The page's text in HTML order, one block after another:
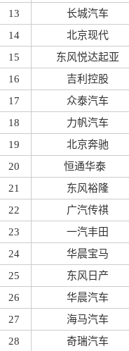
13
长城汽车
14
北京现代
15
东风悦达起亚
16
吉利控股
17
众泰汽车
18
力帆汽车
19
北京奔驰
20
恒通华泰
21
东风裕隆
22
广汽传祺
23
一汽丰田
24
华晨宝马
25
东风日产
26
华晨汽车
27
海马汽车
28
奇瑞汽车